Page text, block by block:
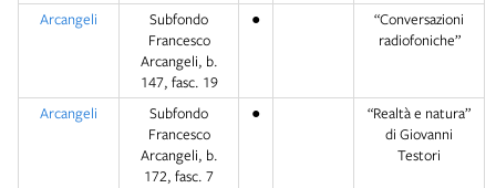
Arcangeli
Subfondo
Francesco
Arcangeli, b.
147, fasc. 19
●
“Conversazioni
radiofoniche”
Arcangeli
Subfondo
Francesco
Arcangeli, b.
172, fasc. 7
●
“Realtà e natura”
di Giovanni
Testori